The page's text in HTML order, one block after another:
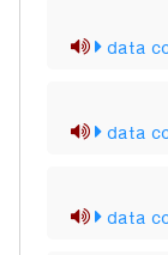
data
data
data